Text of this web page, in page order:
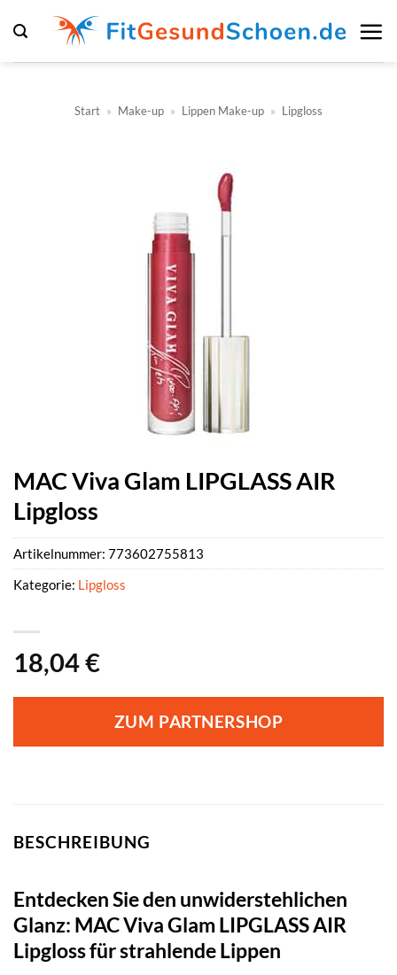
Inhalt
springen
Start » Make-up » Lippen Make-up » Lipgloss
MAC Viva Glam LIPGLASS AIR
Lipgloss
18,04€
ZUM PARTNERSHOP
Artikelnummer: 773602755813
Kategorie: Lipgloss
BESCHREIBUNG
Entdecken Sie den unwiderstehlichen
Glanz: MAC Viva Glam LIPGLASS AIR
Lipgloss für strahlende Lippen